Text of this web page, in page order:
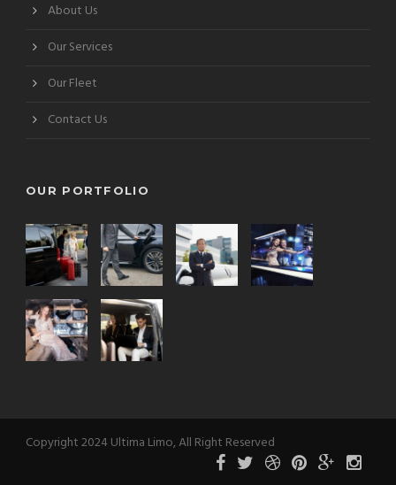
About Us
Our Services
Our Fleet
Contact Us
OUR PORTFOLIO
Copyright 2024 Ultima Limo, All Right Reserved